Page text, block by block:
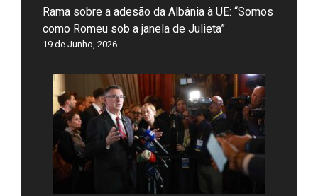
Rama sobre a adesão da Albânia à UE: “Somos
como Romeu sob a janela de Julieta”
19 de Junho, 2026